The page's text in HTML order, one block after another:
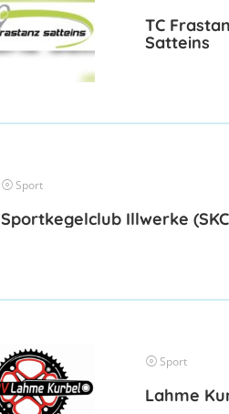
TC
Satteins
Sport
Sportkegelclub Illwerke
Sport
Lahme